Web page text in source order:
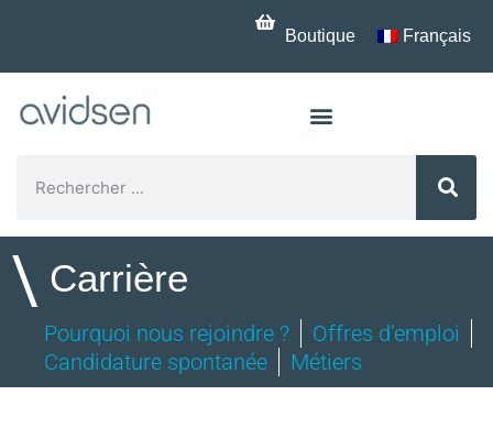
Boutique Français
\ Carrière
Pourquoi nous rejoindre ?
Offres d’emploi
Candidature spontanée
Métiers